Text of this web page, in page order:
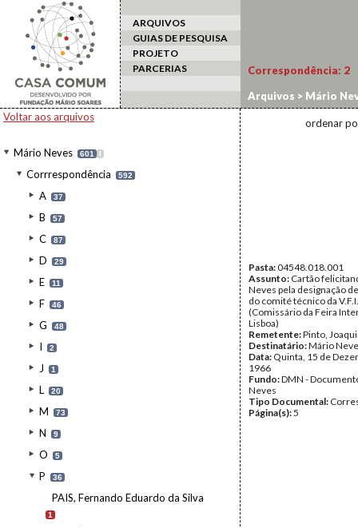
ARQUIVOS
GUIAS DE PESQUISA
PROJETO
PARCERIAS
Voltar aos arquivos
Mário Neves 601 I
Corrrespondência 592
A 37
B 57
C 87
D 29
E 11
F 46
G 48
I 2
J 1
L 20
M 73
N 9
O 5
P 36
PAIS, Fernando Eduardo da Silva
1
Correspondência: 2
Arquivos > Mário
ordenar
Pasta:04548.018.001
Assunto: Cartão
Neves pela designação
do comité técnico da V.F.I.
(Comissário da Feira
Lisboa)
Remetente:Pinto,
Destinatário:Mário
Data: Quinta, 15 de
1966
Fundo:DMN -
Neves
Tipo Documental:
Página(s):5